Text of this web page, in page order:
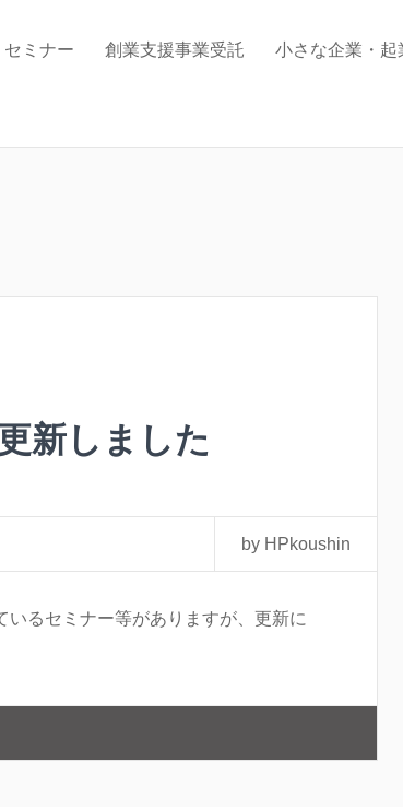
セミナー 創業支援事業受託 小さな企業・
新しました
by HPkoushin
るセミナー等がありますが、更新に